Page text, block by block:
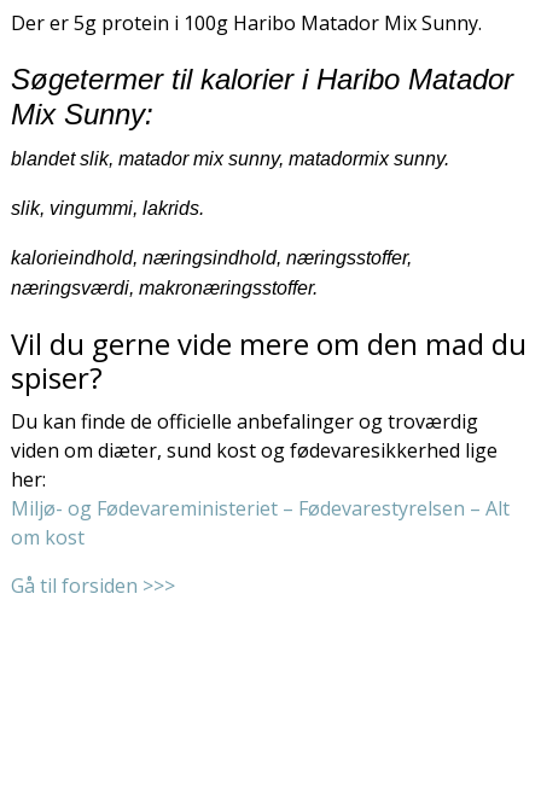
Der er 5g protein i 100g Haribo Matador Mix Sunny.
Søgetermer til kalorier i Haribo Matador
Mix Sunny:
blandet slik, matador mix sunny, matadormix sunny.
slik, vingummi, lakrids.
kalorieindhold, næringsindhold, næringsstoffer,
næringsværdi, makronæringsstoffer.
Vil du gerne vide mere om den mad du
spiser?
Du kan finde de officielle anbefalinger og troværdig
viden om diæter, sund kost og fødevaresikkerhed lige
her:
Miljø- og Fødevareministeriet – Fødevarestyrelsen – Alt
om kost
Gå til forsiden >>>